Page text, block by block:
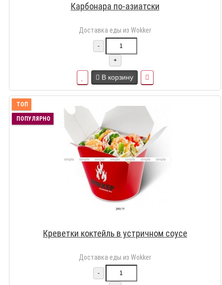
Карбонара по-азиатски
Доставка еды из Wokker
-
+
В корзину
ТОП
ПОПУЛЯРНО
Креветки коктейль в устричном соусе
Доставка еды из Wokker
-